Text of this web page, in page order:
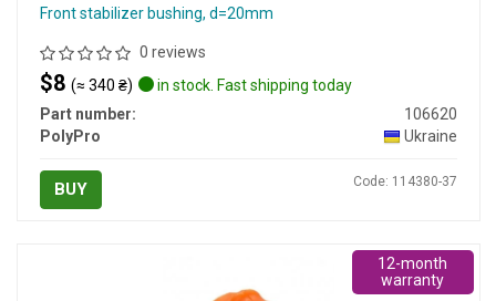
Front stabilizer bushing, d=20mm
0 reviews
$8 (≈ 340 ₴)
in stock. Fast shipping today
Part number:
106620
PolyPro
Ukraine
BUY Code: 114380-37
12-month
warranty